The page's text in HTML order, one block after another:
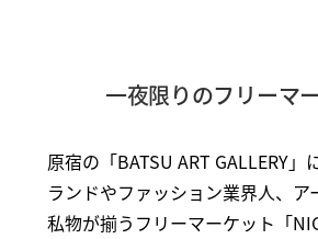
一夜限りのフリーマ
原宿の「BATSU ART GALLERY」
ランドやファッション業界人、ア
私物が揃うフリーマーケット「